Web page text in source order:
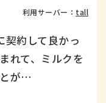
の暮らし
利用サーバー： tall
契約して良かっ
れて、ミルクを
が…